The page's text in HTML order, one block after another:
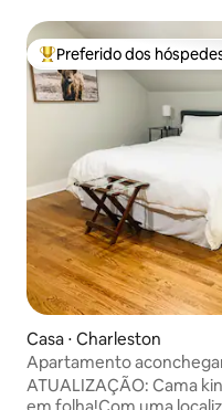
Entre os melhores
Preferido dos
Casa ⋅ Charleston
Apartamento
arborizado isolado
ATUALIZAÇÃO: Cama